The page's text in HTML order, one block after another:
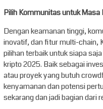
Pilih Kommunitas untuk Masa
Dengan keamanan tinggi,
inovatif, dan fitur multi-chain,
pilihan terbaik untuk siapa
kripto 2025. Baik sebagai
atau proyek yang butuh
kenyamanan dan potensi
sekarang dan jadi bagian dari